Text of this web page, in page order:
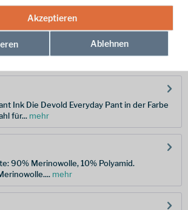
GO-262-170-A-284A-L
Ink Die Devold Everyday Pant in der Farbe
für... mehr
90% Merinowolle, 10% Polyamid.
mehr
Akzeptieren
Ablehnen